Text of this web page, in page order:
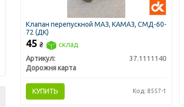
Клапан перепускной МАЗ, КАМАЗ, СМД-60-
72 (ДК)
45 ₴
склад
Артикул:
37.1111140
Дорожня карта
КУПИТЬ Код: 8557-1